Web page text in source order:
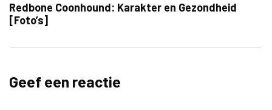
Redbone Coonhound: Karakter en Gezondheid
[Foto’s]
Geef een reactie